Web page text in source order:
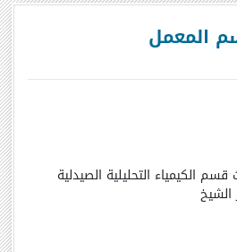
المعمل
الكيمياء التحليلية الصيدلية
الشيخ